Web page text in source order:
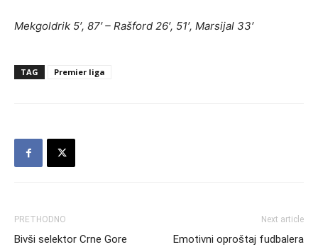
Mekgoldrik 5′, 87′ – Rašford 26′, 51′, Marsijal 33′
TAG Premier liga
PRETHODNO
Bivši selektor Crne Gore
Next article
Emotivni oproštaj fudbalera